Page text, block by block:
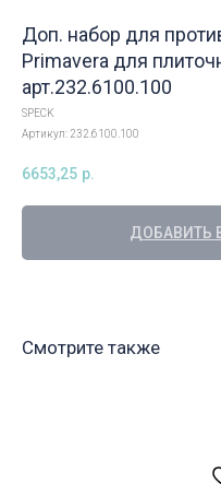
Доп. набор для
Primavera для
арт.232.6100.100
SPECK
Артикул: 232.6100.100
6653,25 р.
ДОБАВИТЬ
Смотрите также